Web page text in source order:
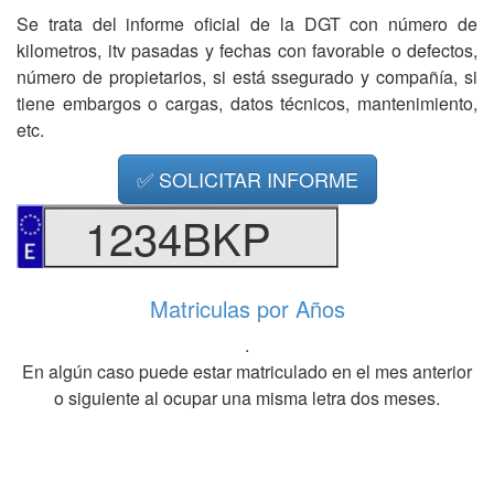
Se trata del informe oficial de la DGT con número de
kilometros, itv pasadas y fechas con favorable o defectos,
número de propietarios, si está ssegurado y compañía, si
tiene embargos o cargas, datos técnicos, mantenimiento,
etc.
✅ SOLICITAR INFORME
1234BKP
Matriculas por Años
.
En algún caso puede estar matriculado en el mes anterior
o siguiente al ocupar una misma letra dos meses.